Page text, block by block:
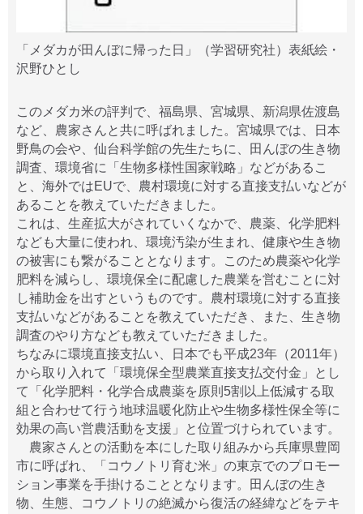
「メダカが田んぼに帰った日」（学習研究社）表紙絵・
沢野ひとし
このメダカ米の評判で、福島県、宮城県、新潟県佐渡島
など、農家さんと共に呼ばれました。宮城県では、日本
野鳥の会や、仙台科学館の先生たちに、田んぼの生き物
調査、環境省に「生物多様性国家戦略」などがあるこ
と、海外ではEUで、農村環境に対する直接支払いなどが
あることを教えていただきました。
これは、生産拡大がされていくなかで、農薬、化学肥料
なども大量に使われ、環境汚染が生まれ、健康や生き物
の被害にも繋がることとなります。このため農薬や化学
肥料を減らし、環境保全に配慮した農業を営むことに対
し補助金を出すというものです。農村環境に対する直接
支払いなどがあることを教えていただき、また、生き物
調査のやり方なども教えていただきました。
ちなみに環境直接支払い、日本でも平成23年（2011年）
から取り入れて「環境保全型農業直接支払交付金」とし
て「化学肥料・化学合成農薬を原則5割以上低減する取
組と合わせて行う地球温暖化防止や生物多様性保全等に
効果の高い営農活動を支援」と位置づけられています。
農家さんとの活動を本にした取り組みから兵庫県豊岡
市に呼ばれ、「コウノトリ育む米」の東京でのプロモー
ション事業を手掛けることとなります。田んぼの生き
物、生態、コウノトリの絶滅から復活の経緯などをテキ